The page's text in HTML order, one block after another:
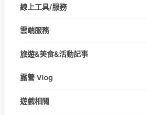
線上工具/服務
雲端服務
旅遊&美食&活動記事
露營 Vlog
遊戲相關